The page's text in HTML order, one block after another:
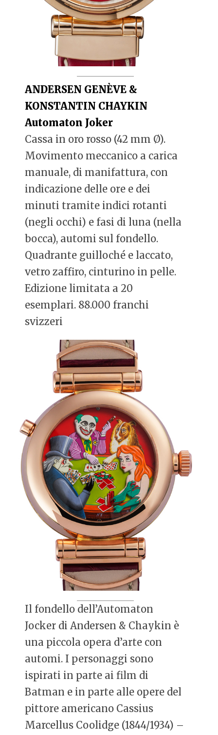
ANDERSEN GENÈVE &
KONSTANTIN CHAYKIN
Automaton Joker
Cassa in oro rosso (42 mm Ø).
Movimento meccanico a carica
manuale, di manifattura, con
indicazione delle ore e dei
minuti tramite indici rotanti
(negli occhi) e fasi di luna (nella
bocca), automi sul fondello.
Quadrante guilloché e laccato,
vetro zaffiro, cinturino in pelle.
Edizione limitata a 20
esemplari. 88.000 franchi
svizzeri
Il fondello dell’Automaton
Jocker di Andersen & Chaykin è
una piccola opera d’arte con
automi. I personaggi sono
ispirati in parte ai film di
Batman e in parte alle opere del
pittore americano Cassius
Marcellus Coolidge (1844/1934) –